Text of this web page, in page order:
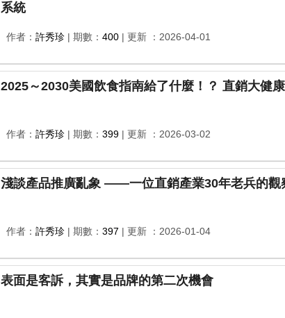
系統
作者： 許秀珍 | 期數： 400 | 更新 ：2026-04-01
2025～2030美國飲
作者： 許秀珍 | 期數： 399 | 更新 ：2026-03-02
淺談產品推廣亂象 ——一位直銷產業30年老兵的
作者： 許秀珍 | 期數： 397 | 更新 ：2026-01-04
表面是客訴，其實是品牌的第二次機會